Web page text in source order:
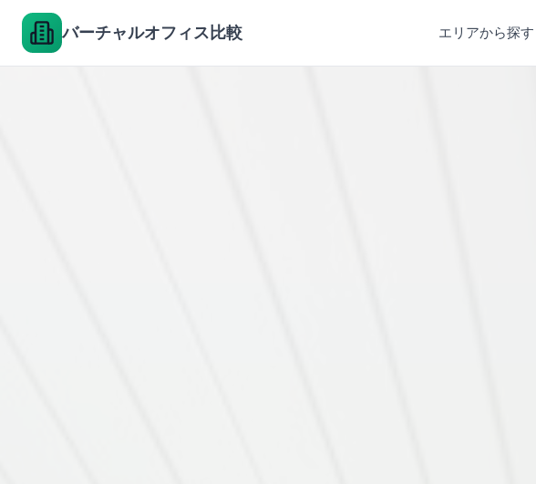
バーチャルオフィス比較 エリアから探す